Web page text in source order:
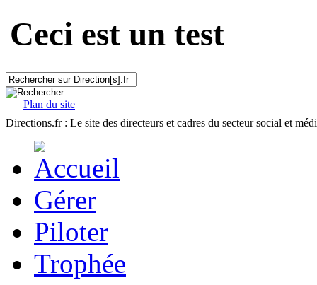
Ceci est un test
Plan du site
Directions.fr : Le site des directeurs et cadres du secteur social et
Gérer
Piloter
Trophée